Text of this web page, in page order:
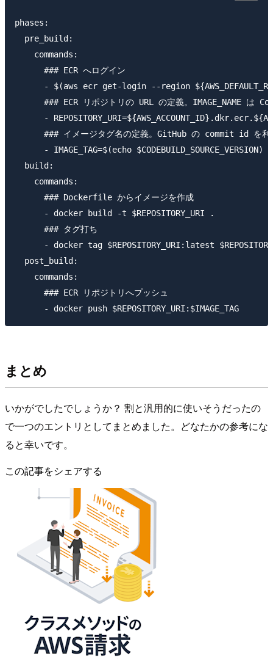
phases:
  pre_build:
    commands:
      ### ECR へログイン
- $(aws ecr get-login --region
### ECR リポジトリの URL の定義。IMAGE_NAME は
-
### イメージタグ名の定義。GitHub の commit id を利
      - IMAGE_TAG=$(echo $CODEBUILD_SOURCE_VERSION)
  build:
    commands:
      ### Dockerfile からイメージを作成
      - docker build -t $REPOSITORY_URI .
      ### タグ打ち
- docker tag $REPOSITORY_URI:latest
  post_build:
    commands:
      ### ECR リポジトリへプッシュ
まとめ
いかがでしたでしょうか？ 割と汎用的に使いそうだったの
で一つのエントリとしてまとめました。どなたかの参考にな
ると幸いです。
この記事をシェアする